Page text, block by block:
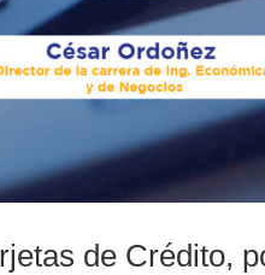
de Crédito,